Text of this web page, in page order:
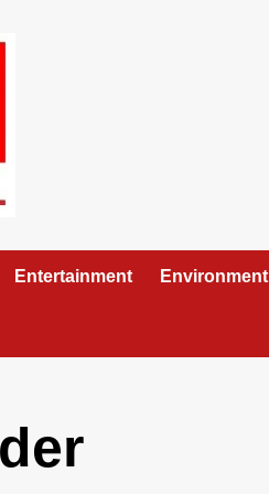
Entertainment Environment